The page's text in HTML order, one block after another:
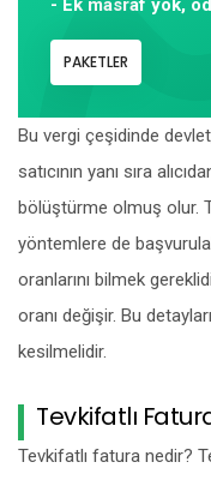
- Ek masraf yok,
PAKETLER
Bu vergi çeşidinde
satıcının yanı sıra
bölüştürme olmuş olur.
yöntemlere de
oranlarını bilmek
oranı değişir. Bu
kesilmelidir.
Tevkifatlı
Tevkifatlı fatura nedir?